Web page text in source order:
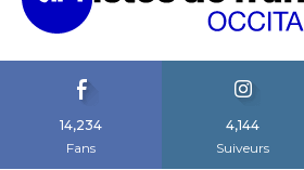
14,234
Fans
4,144
Suiveurs